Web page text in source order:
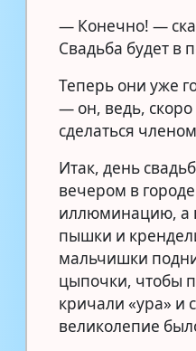
— Конечно! —
Свадьба будет в
Теперь они уже
— он, ведь,
сделаться
Итак, день
вечером в
иллюминацию, а
пышки и
мальчишки
цыпочки, чтобы
кричали «ура» и
великолепие